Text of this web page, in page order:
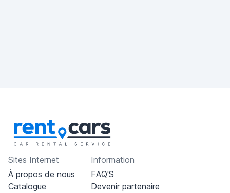
Sites Internet
À propos de nous
Catalogue
Information
FAQ'S
Devenir partenaire